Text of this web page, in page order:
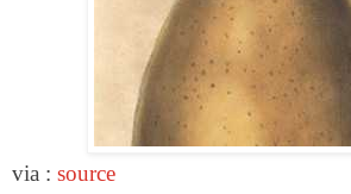
via : source